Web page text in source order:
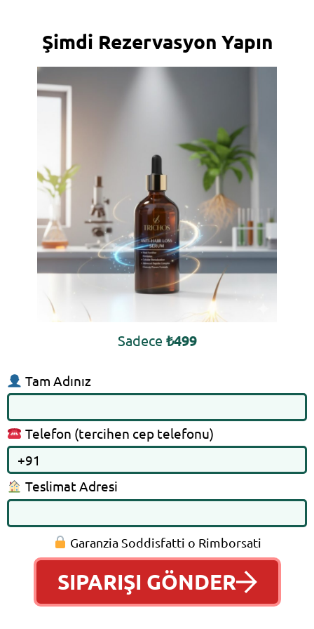
Şimdi Rezervasyon Yapın
Sadece ₺499
Tam Adınız
Telefon (tercihen cep telefonu)
Teslimat Adresi
Garanzia Soddisfatti o Rimborsati
SIPARIŞI GÖNDER